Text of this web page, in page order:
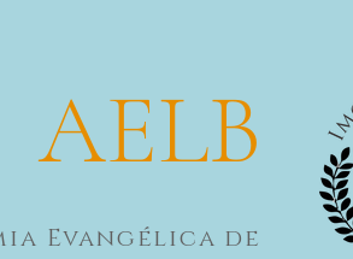
AELB
Evangélica de